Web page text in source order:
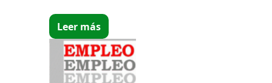
Leer más